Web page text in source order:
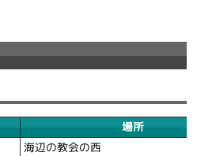
場所
海辺の教会の西